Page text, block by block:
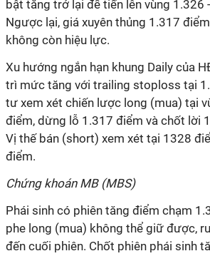
bật tăng trở lại để tiến lên vùng 1.326
Ngược lại, giá xuyên thủng 1.317
không còn hiệu lực.
Xu hướng ngắn hạn khung Daily của
trì mức tăng với trailing stoploss tại
tư xem xét chiến lược long (mua) tại
điểm, dừng lỗ 1.317 điểm và chốt lời
Vị thế bán (short) xem xét tại 1328
điểm.
Chứng khoán MB (MBS)
Phái sinh có phiên tăng điểm chạm
phe long (mua) không thể giữ được,
đến cuối phiên. Chốt phiên phái sinh